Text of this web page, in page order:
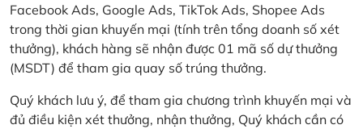
Facebook Ads, Google Ads, TikTok Ads, Shopee Ads
trong thời gian khuyến mại (tính trên tổng doanh số xét
thưởng), khách hàng sẽ nhận được 01 mã số dự thưởng
(MSDT) để tham gia quay số trúng thưởng.
Quý khách lưu ý, để tham gia chương trình khuyến mại và
đủ điều kiện xét thưởng, nhận thưởng, Quý khách cần có